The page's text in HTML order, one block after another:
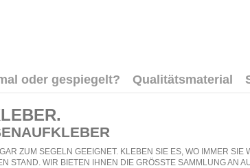
oder gespiegelt? Qualitätsmaterial
.
ZUM SEGELN GEEIGNET. KLEBEN SIE ES, WO IMMER
STAND. WIR BIETEN IHNEN DIE GRÖSSTE SAMMLUNG